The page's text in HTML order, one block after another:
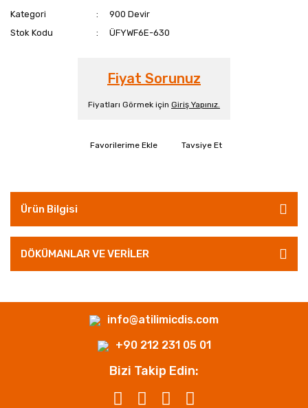
Kategori
900 Devir
Stok Kodu
ÜFYWF6E-630
Fiyat Sorunuz
Fiyatları Görmek için Giriş Yapınız.
Tavsiye Et
Ürün Bilgisi
DÖKÜMANLAR VE VERİLER
info@atilimicdis.com
+90 212 231 05 01
Bizi Takip Edin: